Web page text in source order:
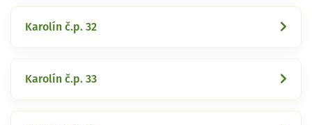
Karolín č.p. 32
Karolín č.p. 33